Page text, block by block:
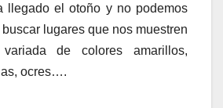
llegado el otoño y no podemos
lugares que nos muestren
de colores amarillos,
ocres….